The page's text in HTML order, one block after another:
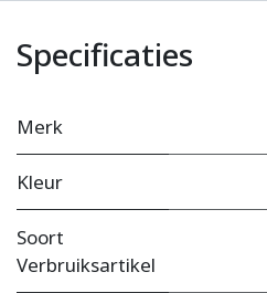
Specificaties
Merk
Kleur
Soort
Verbruiksartikel